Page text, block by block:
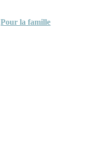
Pour la famille